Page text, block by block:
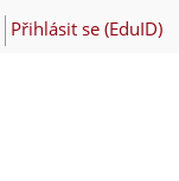
Přihlásit se (EduID)